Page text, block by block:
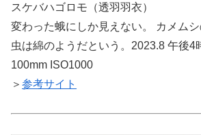
スケバハゴロモ（透羽羽衣）
変わった蛾にしか見えない。 カメム
虫は綿のようだという。2023.8 午後4
100mm ISO1000
＞ 参考サイト